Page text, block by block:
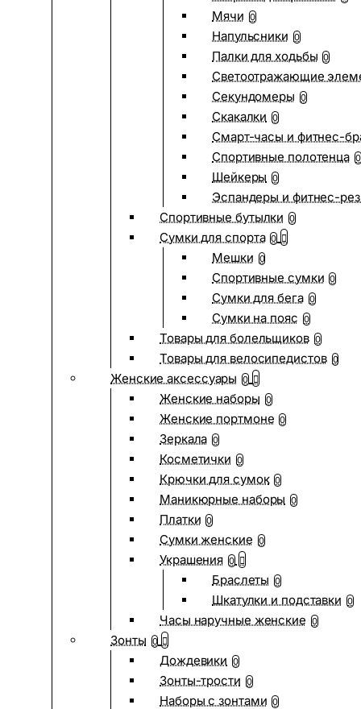
Мячи 0
Напульсники 0
Палки для ходьбы 0
Светоотражающие
Секундомеры 0
Скакалки 0
Смарт-часы и фитнес-
Спортивные полотенца 0
Шейкеры 0
Эспандеры и фитнес-
Спортивные бутылки 0
Сумки для спорта 0
Мешки 0
Спортивные сумки 0
Сумки для бега 0
Сумки на пояс 0
Товары для болельщиков 0
Товары для велосипедистов 0
Женские аксессуары 0
Женские наборы 0
Женские портмоне 0
Зеркала 0
Косметички 0
Крючки для сумок 0
Маникюрные наборы 0
Платки 0
Сумки женские 0
Украшения 0
Браслеты 0
Шкатулки и подставки 0
Часы наручные женские 0
Зонты 0
Дождевики 0
Зонты-трости 0
Наборы с зонтами 0